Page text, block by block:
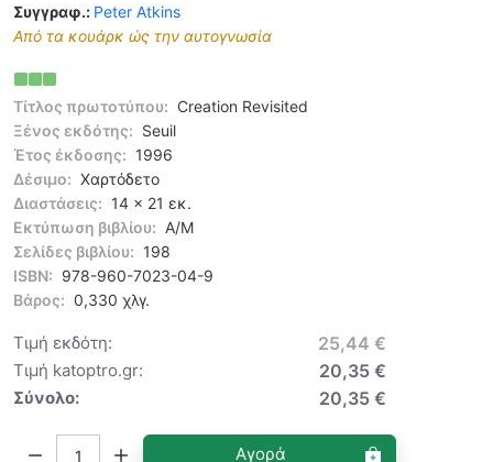
Συγγραφ.: Peter Atkins
Από τα κουάρκ ώς την αυτογνωσία
Τίτλος πρωτοτύπου: Creation Revisited
Ξένος εκδότης: Seuil
Έτος έκδοσης: 1996
Δέσιμο: Χαρτόδετο
Διαστάσεις: 14 x 21 εκ.
Εκτύπωση βιβλίου: Α/Μ
Σελίδες βιβλίου: 198
ISBN: 978-960-7023-04-9
Βάρος: 0,330 χλγ.
Τιμή εκδότη: 25,44 €
Τιμή katoptro.gr: 20,35 €
Σύνολο: 20,35 €
Αγορά